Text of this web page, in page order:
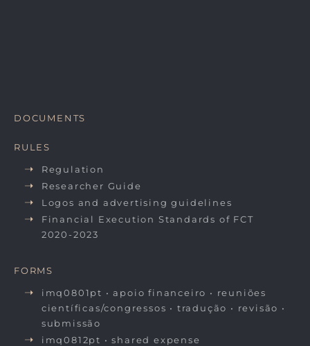
DOCUMENTS
RULES
Regulation
Researcher Guide
Logos and advertising guidelines
Financial Execution Standards of FCT
2020-2023
FORMS
imq0801pt • apoio financeiro • reuniões
científicas/congressos • tradução • revisão •
submissão
imq0812pt • shared expense